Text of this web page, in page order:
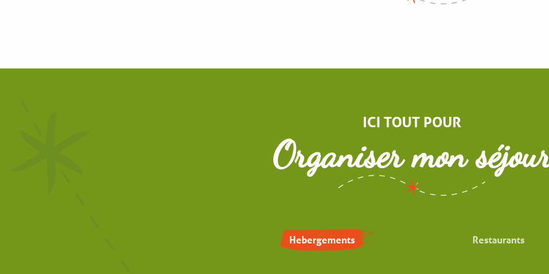
ICI TOUT POUR
Organiser mon
Hebergements Restaurants